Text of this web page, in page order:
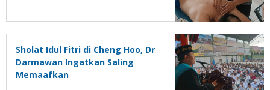
Sholat Idul Fitri di Cheng Hoo, Dr
Darmawan Ingatkan Saling
Memaafkan